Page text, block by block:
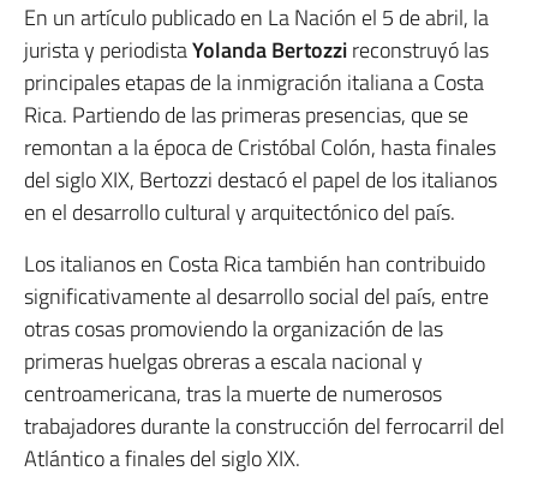
En un artículo publicado en La Nación el 5 de abril, la
jurista y periodistaYolanda Bertozzireconstruyó las
principales etapas de la inmigración italiana a Costa
Rica. Partiendo de las primeras presencias, que se
remontan a la época de Cristóbal Colón, hasta finales
del siglo XIX, Bertozzi destacó el papel de los italianos
en el desarrollo cultural y arquitectónico del país.
Los italianos en Costa Rica también han contribuido
significativamente al desarrollo social del país, entre
otras cosas promoviendo la organización de las
primeras huelgas obreras a escala nacional y
centroamericana, tras la muerte de numerosos
trabajadores durante la construcción del ferrocarril del
Atlántico a finales del siglo XIX.